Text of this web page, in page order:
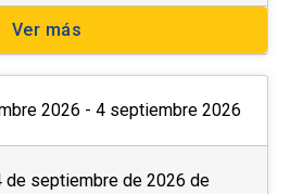
Ver más
2026 - 4 septiembre 2026
de septiembre de 2026 de